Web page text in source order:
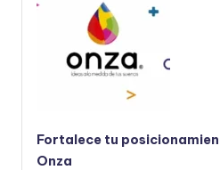
Fortalece tu
Onza